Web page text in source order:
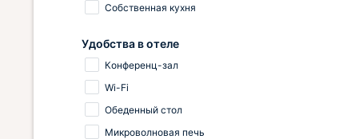
Собственная кухня
Удобства в отеле
Конференц-зал
Wi-Fi
Обеденный стол
Микроволновая печь